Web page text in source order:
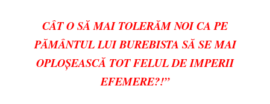
CÂT O SĂ MAI TOLERĂM NOI CA PE
PĂMÂNTUL LUI BUREBISTA SĂ SE MAI
OPLOȘEASCĂ TOT FELUL DE IMPERII
EFEMERE?!”